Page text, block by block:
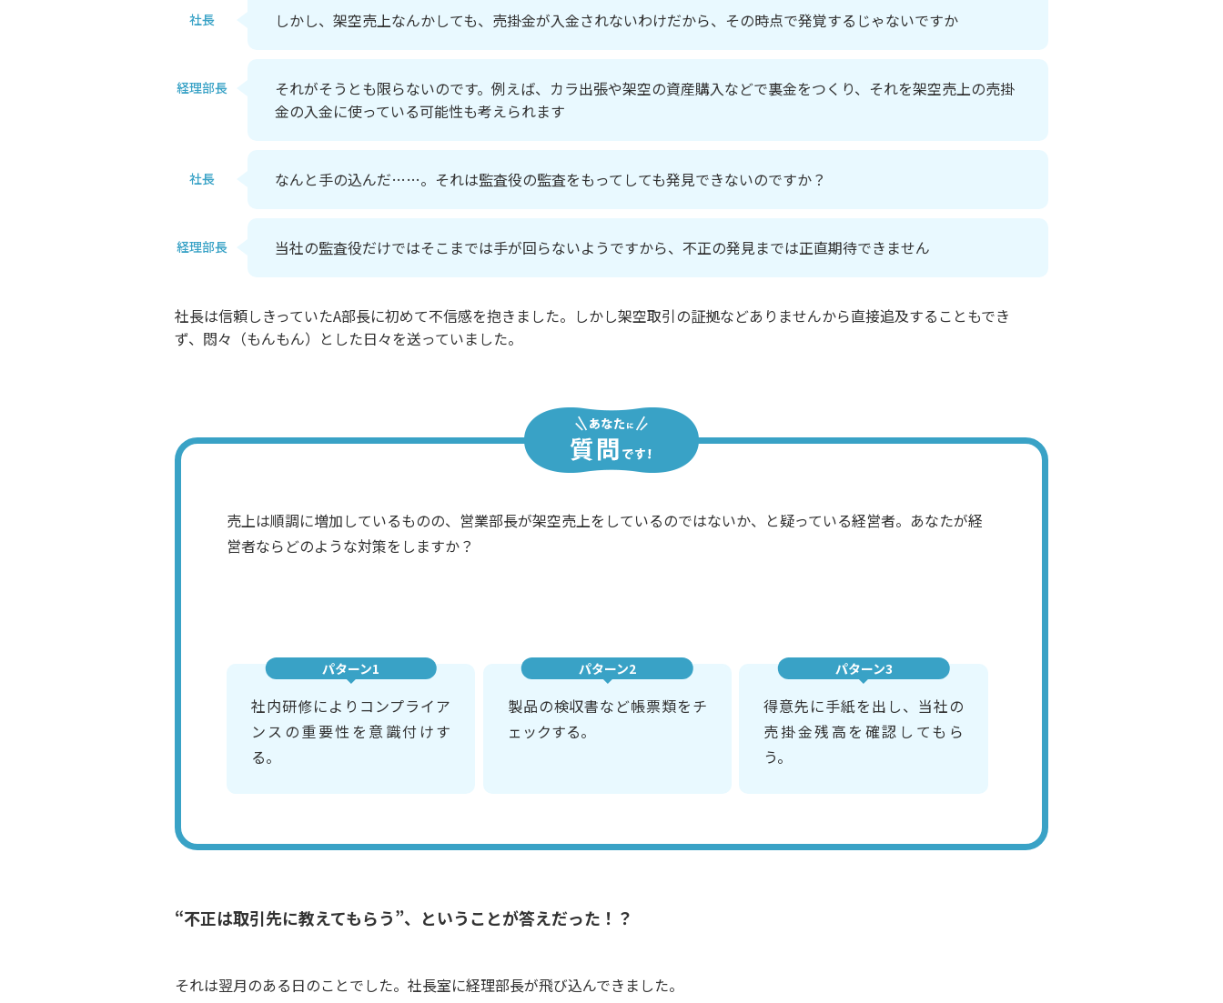
社長 しかし、架空売上なんかしても、売掛金が入金されないわけだから、その時点で発覚するじゃないですか
経理部長
それがそうとも限らないのです。例えば、カラ出張や架空の資産購入などで裏金をつくり、それを架空売上の売掛
金の入金に使っている可能性も考えられます
社長 なんと手の込んだ……。それは監査役の監査をもってしても発見できないのですか？
経理部長 当社の監査役だけではそこまでは手が回らないようですから、不正の発見までは正直期待できません
社長は信頼しきっていたA部長に初めて不信感を抱きました。しかし架空取引の証拠などありませんから直接追及することもでき
ず、悶々（もんもん）とした日々を送っていました。
売上は順調に増加しているものの、営業部長が架空売上をしているのではないか、と疑っている経営者。あなたが経
営者ならどのような対策をしますか？
パターン1
社内研修によりコンプライア
ンスの重要性を意識付けす
る。
パターン2
製品の検収書など帳票類をチ
ェックする。
パターン3
得意先に手紙を出し、当社の
売掛金残高を確認してもら
う。
“不正は取引先に教えてもらう”、ということが答えだった！？
それは翌月のある日のことでした。社長室に経理部長が飛び込んできました。